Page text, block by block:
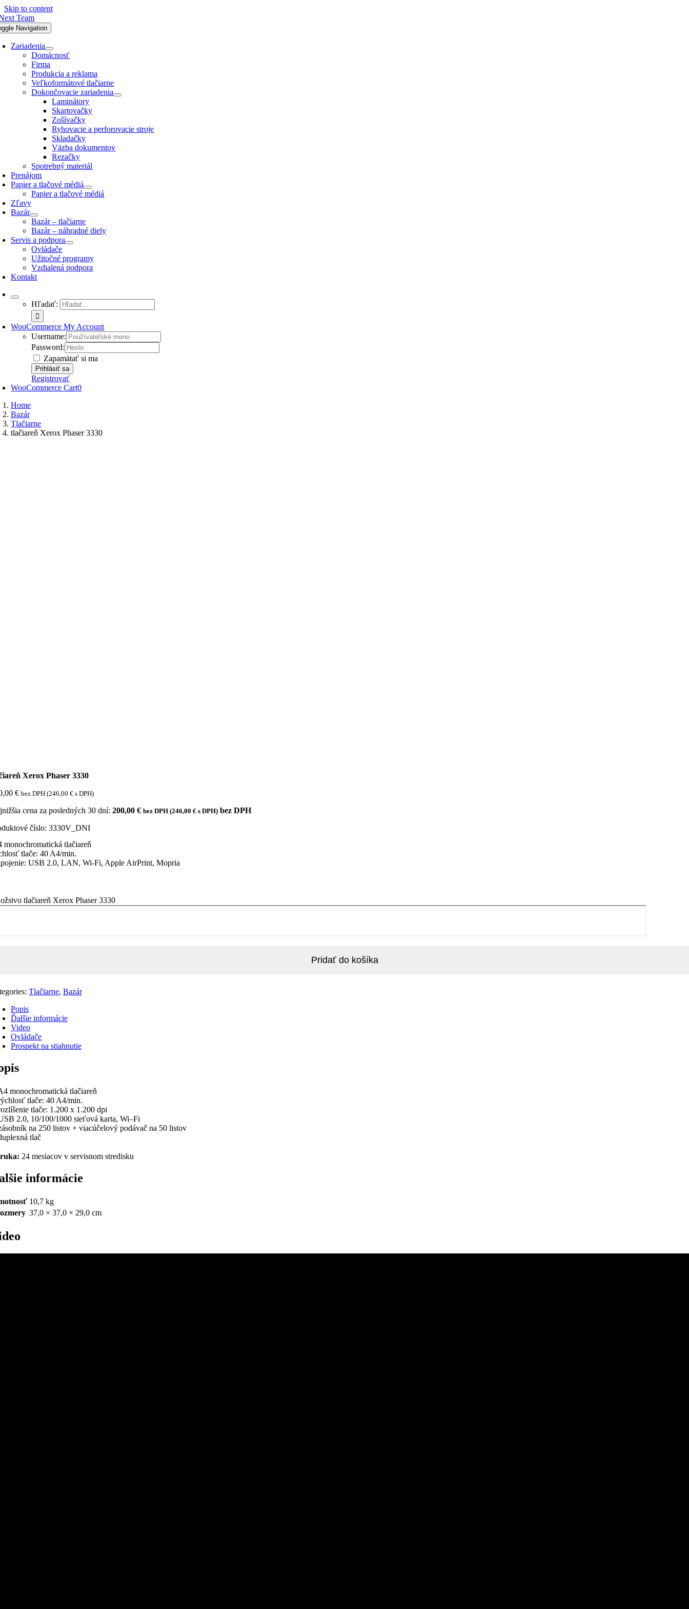
Skip to content
Navigation
Zariadenia
Domácnosť
Firma
Produkcia a reklama
Veľkoformátové tlačiarne
Dokončovacie zariadenia
Laminátory
Skartovačky
Zošívačky
Ryhovacie a perforovacie stroje
Skladačky
Väzba dokumentov
Rezačky
Spotrebný materiál
Prenájom
Papier a tlačové médiá
Papier a tlačové médiá
Zľavy
Bazár
Bazár – tlačiarne
Bazár – náhradné diely
Servis a podpora
Ovládače
Užitočné programy
Vzdialená podpora
Kontakt
Hľadať:
WooCommerce My Account
Username:
Password:
Zapamätať si ma
Registrovať
WooCommerce Cart0
Home
Bazár
Tlačiarne
tlačiareň Xerox Phaser 3330
Xerox Phaser 3330
€ bez DPH (246,00€ s DPH)
cena za posledných 30 dní:200,00€ bez DPH (246,00€ s DPH) bez DPH
číslo:3330V_DNI
monochromatická tlačiareň
tlače: 40 A4/min.
USB 2.0, LAN, Wi-Fi, Apple AirPrint, Mopria
tlačiareň Xerox Phaser 3330
Pridať do košíka
Tlačiarne,Bazár
Popis
Ďalšie informácie
Video
Ovládače
Prospekt na stiahnutie
monochromatická tlačiareň
tlače: 40 A4/min.
tlače: 1.200 x 1.200 dpi
2.0, 10/100/1000 sieťová karta, Wi–Fi
na 250 listov + viacúčelový podávač na 50 listov
tlač
24 mesiacov v servisnom stredisku
informácie
10,7 kg
37,0 × 37,0 × 29,0 cm